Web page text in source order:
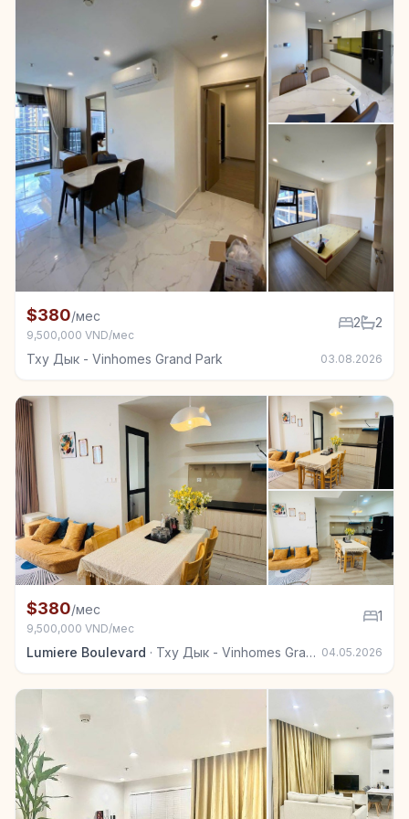
Квартира в аренду в Тху Дык - Vinhomes Grand
$380/мес
9,500,000 VND/мес
2 2
Тху Дык - Vinhomes Grand Park 03.08.2026
Квартира в аренду в Тху Дык - Vinhomes Grand
$380/мес
9,500,000 VND/мес
1
Lumiere Boulevard · Тху Дык - Vinhomes Grand Park 04.05.2026